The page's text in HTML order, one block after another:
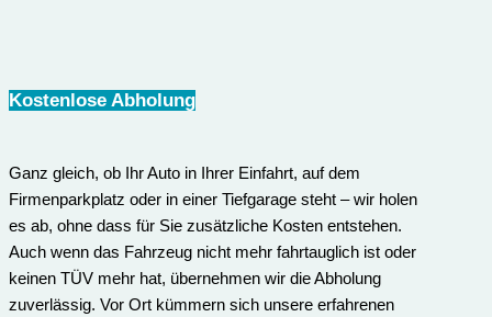
Kostenlose Abholung
Ganz gleich, ob Ihr Auto in Ihrer Einfahrt, auf dem
Firmenparkplatz oder in einer Tiefgarage steht – wir holen
es ab, ohne dass für Sie zusätzliche Kosten entstehen.
Auch wenn das Fahrzeug nicht mehr fahrtauglich ist oder
keinen TÜV mehr hat, übernehmen wir die Abholung
zuverlässig. Vor Ort kümmern sich unsere erfahrenen